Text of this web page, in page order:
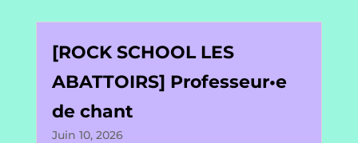
[ROCK SCHOOL LES
ABATTOIRS] Professeur•e
de chant
Juin 10, 2026